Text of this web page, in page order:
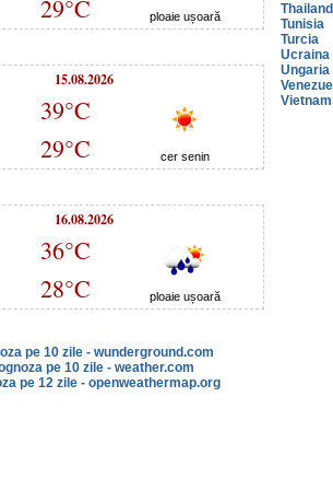
ploaie ușoară
29°C
15.08.2026
39°C
cer senin
29°C
16.08.2026
36°C
ploaie ușoară
28°C
pe 10 zile - wunderground.com
pe 10 zile - weather.com
pe 12 zile - openweathermap.org
Tunisia
Turcia
Ucraina
Ungaria
Vietnam